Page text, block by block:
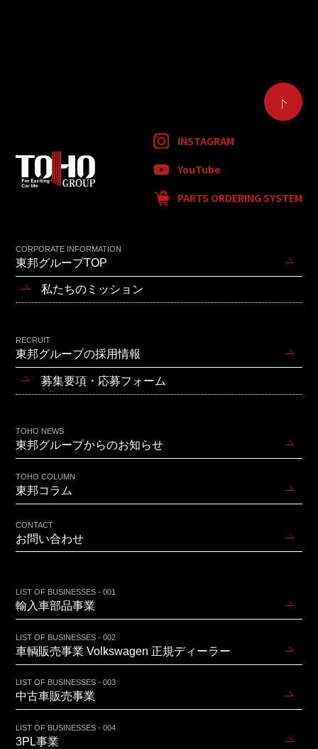
INSTAGRAM
YouTube
PARTS ORDERING SYSTEM
CORPORATE INFORMATION
東邦グループTOP
私たちのミッション
RECRUIT
東邦グループの採用情報
募集要項・応募フォーム
TOHO NEWS
東邦グループからのお知らせ
TOHO COLUMN
東邦コラム
CONTACT
お問い合わせ
LIST OF BUSINESSES - 001
輸入車部品事業
LIST OF BUSINESSES - 002
車輌販売事業 Volkswagen 正規ディーラー
LIST OF BUSINESSES - 003
中古車販売事業
LIST OF BUSINESSES - 004
3PL事業